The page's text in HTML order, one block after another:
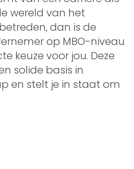
wereld van het
dan is de
op MBO-niveau
keuze voor jou. Deze
solide basis in
en stelt je in staat om